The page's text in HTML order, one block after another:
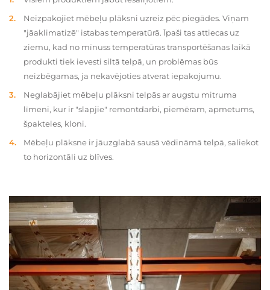
Neizpakojiet mēbeļu plāksni uzreiz pēc piegādes. Viņam
"jāaklimatizē" istabas temperatūrā. Īpaši tas attiecas uz
ziemu, kad no mīnuss temperatūras transportēšanas laikā
produkti tiek ievesti siltā telpā, un problēmas būs
neizbēgamas, ja nekavējoties atverat iepakojumu.
Neglabājiet mēbeļu plāksni telpās ar augstu mitruma
līmeni, kur ir "slapjie" remontdarbi, piemēram, apmetums,
špakteles, kloni.
Mēbeļu plāksne ir jāuzglabā sausā vēdināmā telpā, saliekot
to horizontāli uz blīves.